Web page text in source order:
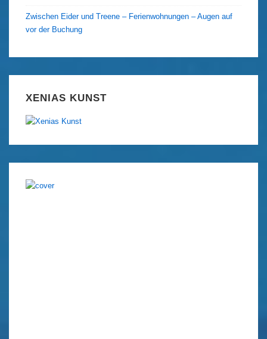
Zwischen Eider und Treene – Ferienwohnungen – Augen auf
vor der Buchung
XENIAS KUNST